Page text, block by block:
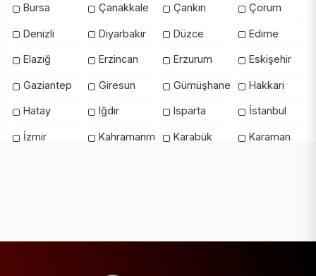
Bursa Çanakkale Çankırı Çorum
Denizli Diyarbakır Düzce Edirne
Elazığ Erzincan Erzurum Eskişehir
Gaziantep Giresun Gümüşhane Hakkari
Hatay Iğdır Isparta İstanbul
İzmir KahramanmaraşKarabük Karaman
Mardin Mersin Muğla Muş